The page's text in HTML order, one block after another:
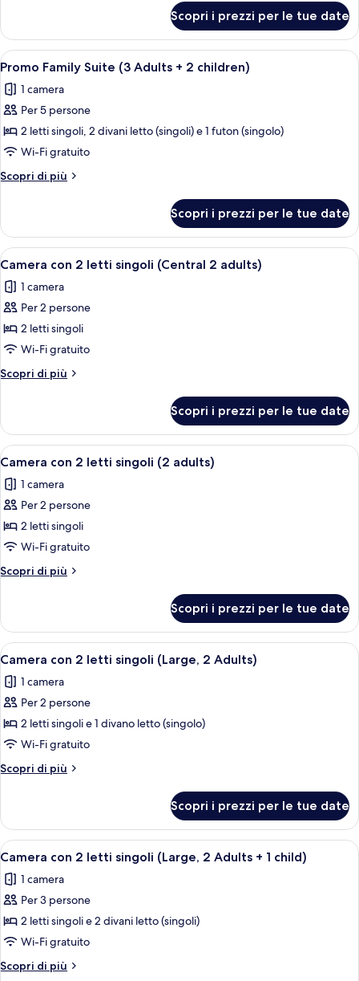
adult)
singola
(Central
1
Scopri i prezzi per le tue date
Apri
tutte
le
foto
per
Promo
Family
Suite
Adults
+
2
children)
Una camera d'albergo con due letti,
7
Promo Family Suite (3 Adults + 2 children)
1 camera
Per 5 persone
2 letti singoli, 2 divani letto (singoli) e 1 futon (singolo)
Wi-Fi gratuito
Scopri di più
Altri
Family
Suite
(3
+
2
Scopri i prezzi per le tue date
Apri
tutte
le
foto
per
Camera
con
2
singoli
(Central
2
adults)
Una camera d'albergo con due letti,
4
Camera con 2 letti singoli (Central 2 adults)
1 camera
Per 2 persone
2 letti singoli
Wi-Fi gratuito
Scopri di più
Altri
con
letti
(Central
2
Scopri i prezzi per le tue date
Apri
tutte
le
foto
per
Camera
con
2
singoli
(2
adults)
Una camera d'albergo con un letto,
3
Camera con 2 letti singoli (2 adults)
1 camera
Per 2 persone
2 letti singoli
Wi-Fi gratuito
Scopri di più
Altri
con
letti
(2
adults)
Scopri i prezzi per le tue date
Apri
tutte
le
foto
per
Camera
con
2
singoli
(Large,
2
Adults)
Una camera d'albergo con un letto,
3
Camera con 2 letti singoli (Large, 2 Adults)
1 camera
Per 2 persone
2 letti singoli e 1 divano letto (singolo)
Wi-Fi gratuito
Scopri di più
Altri
con
letti
(Large,
2
Scopri i prezzi per le tue date
Apri
tutte
le
foto
per
Camera
con
2
Una camera d'albergo con un letto,
3
Camera con 2 letti singoli (Large, 2 Adults + 1 child)
1 camera
Per 3 persone
2 letti singoli e 2 divani letto (singoli)
Wi-Fi gratuito
Scopri di più
Altri